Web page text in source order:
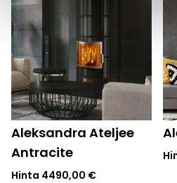
Aleksandra Ateljee
Antracite
Hinta 4490,00 €